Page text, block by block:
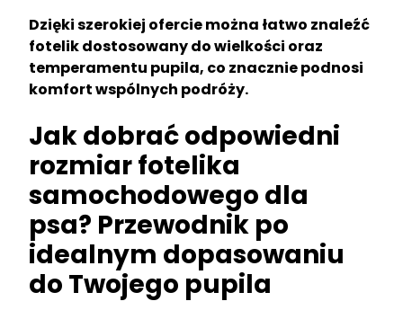
Dzięki szerokiej ofercie można łatwo znaleźć
fotelik dostosowany do wielkości oraz
temperamentu pupila, co znacznie podnosi
komfort wspólnych podróży.
Jak dobrać odpowiedni
rozmiar fotelika
samochodowego dla
psa? Przewodnik po
idealnym dopasowaniu
do Twojego pupila